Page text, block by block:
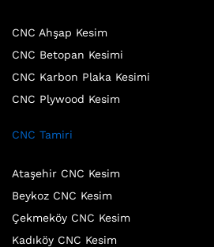
CNC Ahşap Kesim
CNC Betopan Kesimi
CNC Karbon Plaka Kesimi
CNC Plywood Kesim
CNC Tamiri
Ataşehir CNC Kesim
Beykoz CNC Kesim
Çekmeköy CNC Kesim
Kadıköy CNC Kesim